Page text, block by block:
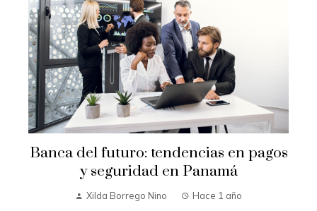
Banca del futuro: tendencias en pagos
y seguridad en Panamá
Xilda Borrego Nino Hace 1 año